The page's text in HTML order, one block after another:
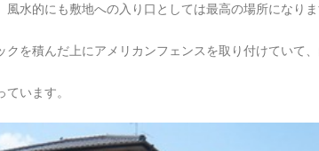
風水的にも敷地への入り口としては最高の場所になり
クを積んだ上にアメリカンフェンスを取り付けていて
ています。